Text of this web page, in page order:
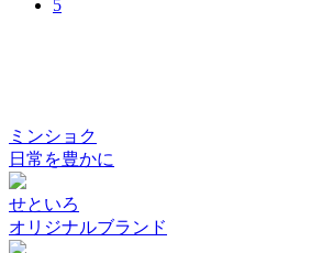
5
ミンショク
日常を豊かに
せといろ
オリジナルブランド